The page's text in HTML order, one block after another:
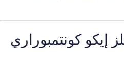
هوتلز إيكو كونتمبوراري